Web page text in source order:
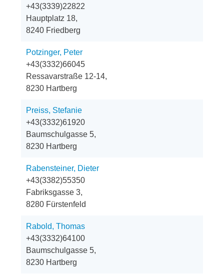
+43(3339)22822
Hauptplatz 18,
8240 Friedberg
Potzinger, Peter
+43(3332)66045
Ressavarstraße 12-14,
8230 Hartberg
Preiss, Stefanie
+43(3332)61920
Baumschulgasse 5,
8230 Hartberg
Rabensteiner, Dieter
+43(3382)55350
Fabriksgasse 3,
8280 Fürstenfeld
Rabold, Thomas
+43(3332)64100
Baumschulgasse 5,
8230 Hartberg